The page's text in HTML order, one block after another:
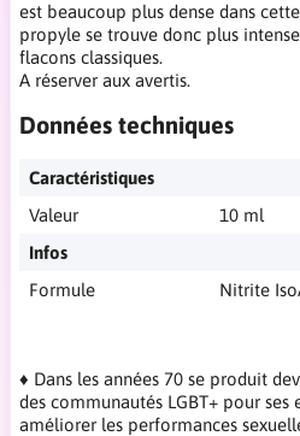
est beaucoup plus dense dans
propyle se trouve donc plus
flacons classiques.
A réserver aux avertis.
Données techniques
Caractéristiques
Valeur
10 ml
Infos
Formule
Nitrite
♦ Dans les années 70 se produit
des communautés LGBT+ pour
améliorer les performances